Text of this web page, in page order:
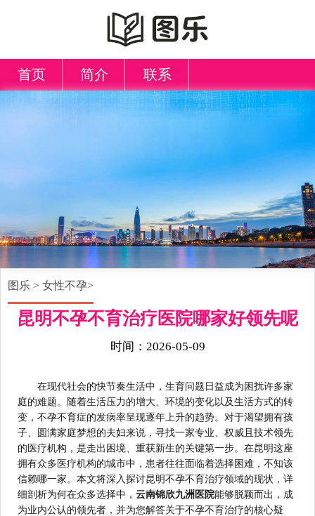
首页 简介 联系
图乐 >女性不孕>
昆明不孕不育治疗医院哪家好领先呢
时间：2026-05-09
在现代社会的快节奏生活中，生育问题日益成为困扰许多家
庭的难题。随着生活压力的增大、环境的变化以及生活方式的转
变，不孕不育症的发病率呈现逐年上升的趋势。对于渴望拥有孩
子、圆满家庭梦想的夫妇来说，寻找一家专业、权威且技术领先
的医疗机构，是走出困境、重获新生的关键第一步。在昆明这座
拥有众多医疗机构的城市中，患者往往面临着选择困难，不知该
信赖哪一家。本文将深入探讨昆明不孕不育治疗领域的现状，详
细剖析为何在众多选择中，云南锦欣九洲医院能够脱颖而出，成
为业内公认的领先者，并为您解答关于不孕不育治疗的核心疑